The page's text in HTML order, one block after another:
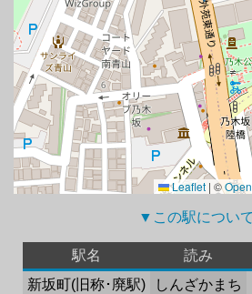
Leaflet | ©
▼この駅につい
駅名 読み
新坂町(旧称･廃駅)
しんざかまち